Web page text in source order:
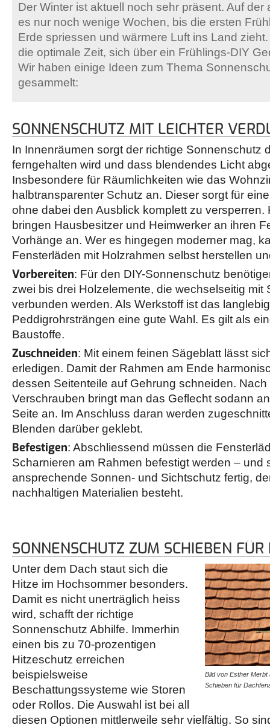
Der Winter ist aktuell noch sehr präsent. Auf der
es nur noch wenige Wochen, bis die ersten
Erde spriessen und wärmere Luft ins Land
die optimale Zeit, sich über ein Frühlings-DIY
Wir haben einige Ideen zum Thema
gesammelt:
SONNENSCHUTZ MIT LEICHTER
In Innenräumen sorgt der richtige Sonnenschutz
ferngehalten wird und dass blendendes Licht
Insbesondere für Räumlichkeiten wie das
halbtransparenter Schutz an. Dieser sorgt für
ohne dabei den Ausblick komplett zu versperren.
bringen Hausbesitzer und Heimwerker an ihren
Vorhänge an. Wer es hingegen moderner mag,
Fensterläden mit Holzrahmen selbst herstellen
Vorbereiten: Für den DIY-Sonnenschutz
zwei bis drei Holzelemente, die wechselseitig mit
verbunden werden. Als Werkstoff ist das
Peddigrohrsträngen eine gute Wahl. Es gilt als
Baustoffe.
Zuschneiden: Mit einem feinen Sägeblatt lässt
erledigen. Damit der Rahmen am Ende
dessen Seitenteile auf Gehrung schneiden.
Verschrauben bringt man das Geflecht sodann
Seite an. Im Anschluss daran werden
Blenden darüber geklebt.
Befestigen: Abschliessend müssen die
Scharnieren am Rahmen befestigt werden – und
ansprechende Sonnen- und Sichtschutz fertig,
nachhaltigen Materialien besteht.
SONNENSCHUTZ ZUM SCHIEBEN
Bild von Esther
Schieben für
Unter dem Dach staut sich die
Hitze im Hochsommer besonders.
Damit es nicht unerträglich heiss
wird, schafft der richtige
Sonnenschutz Abhilfe. Immerhin
einen bis zu 70-prozentigen
Hitzeschutz erreichen
beispielsweise
Beschattungssysteme wie Storen
oder Rollos. Die Auswahl ist bei all
diesen Optionen mittlerweile sehr vielfältig. So